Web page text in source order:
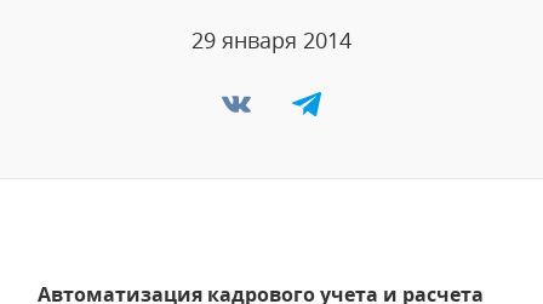
29 января 2014
Автоматизация кадрового учета и расчета